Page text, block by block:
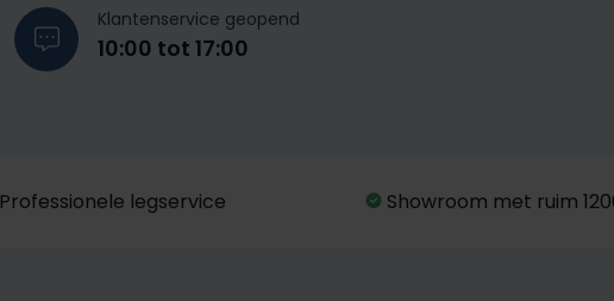
Klantenservice geopend
10:00 tot 17:00
Professionele legservice Showroom met ruim